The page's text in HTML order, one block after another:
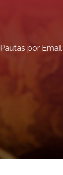
Pautas por Email